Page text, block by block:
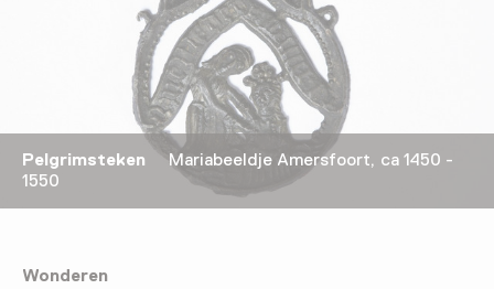
Pelgrimsteken
Mariabeeldje Amersfoort, ca 1450 -
1550
Wonderen